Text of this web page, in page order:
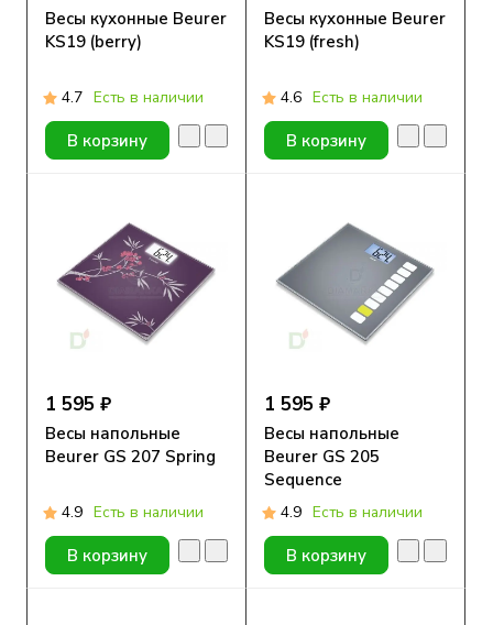
Весы кухонные Beurer
KS19 (berry)
4.7 Есть в наличии
В корзину
Весы кухонные Beurer
KS19 (fresh)
4.6 Есть в наличии
В корзину
1 595 ₽
Весы напольные
Beurer GS 207 Spring
4.9 Есть в наличии
В корзину
1 595 ₽
Весы напольные
Beurer GS 205
Sequence
4.9 Есть в наличии
В корзину